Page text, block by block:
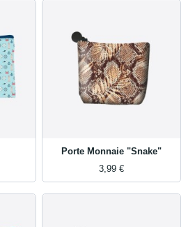
Porte Monnaie "Snake"
3,99 €